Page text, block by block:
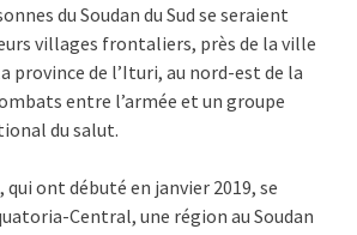
du Soudan du Sud se seraient
villages frontaliers, près de la ville
province de l’Ituri, au nord-est de la
entre l’armée et un groupe
du salut.
ont débuté en janvier 2019, se
Central, une région au Soudan